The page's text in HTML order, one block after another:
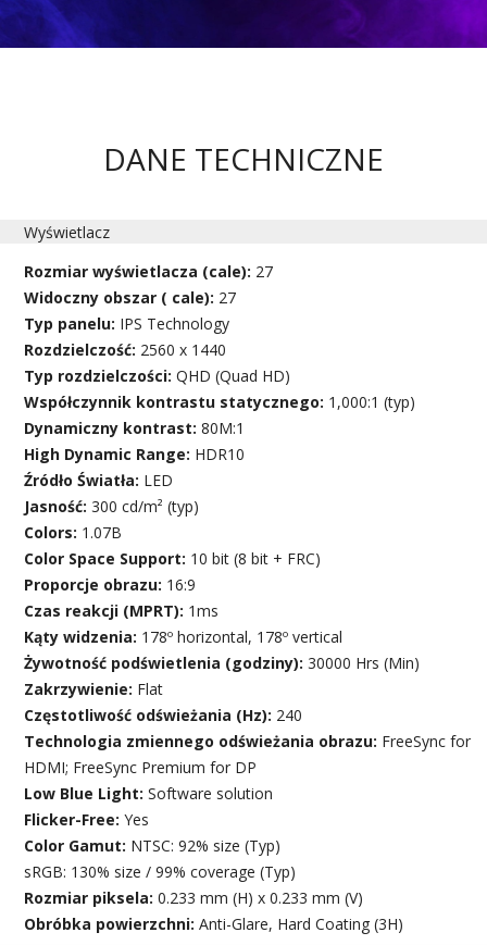
DANE TECHNICZNE
Wyświetlacz
Rozmiar wyświetlacza (cale): 27
Widoczny obszar ( cale): 27
Typ panelu: IPS Technology
Rozdzielczość: 2560 x 1440
Typ rozdzielczości:QHD (Quad HD)
Współczynnik kontrastu statycznego: 1,000:1 (typ)
Dynamiczny kontrast:80M:1
High Dynamic Range: HDR10
Źródło Światła: LED
Jasność:300 cd/m² (typ)
Colors: 1.07B
Color Space Support: 10 bit (8 bit + FRC)
Proporcje obrazu: 16:9
Czas reakcji (MPRT): 1ms
Kąty widzenia: 178º horizontal, 178º vertical
Żywotność podświetlenia (godziny):30000 Hrs (Min)
Zakrzywienie: Flat
Częstotliwość odświeżania (Hz): 240
Technologia zmiennego odświeżania obrazu: FreeSync for
HDMI; FreeSync Premium for DP
Low Blue Light:Software solution
Flicker-Free:Yes
Color Gamut: NTSC: 92% size (Typ)
sRGB: 130% size / 99% coverage (Typ)
Rozmiar piksela:0.233 mm (H) x 0.233 mm (V)
Obróbka powierzchni:Anti-Glare, Hard Coating (3H)